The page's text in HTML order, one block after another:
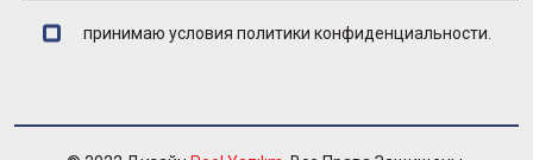
принимаю условия политики конфиденциальности.